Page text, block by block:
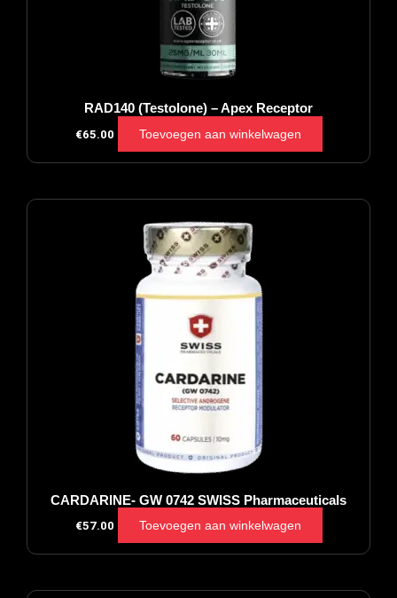
RAD140 (Testolone) – Apex Receptor
€65.00 Toevoegen aan winkelwagen
CARDARINE- GW 0742 SWISS Pharmaceuticals
€57.00 Toevoegen aan winkelwagen